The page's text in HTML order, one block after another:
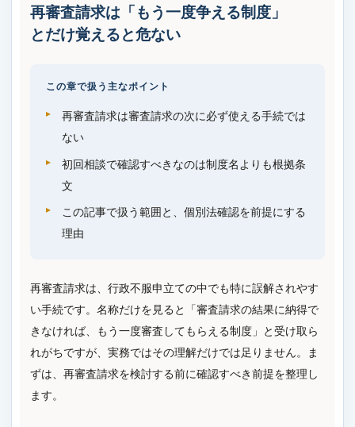
再審査請求は「もう一度争える制度」
とだけ覚えると危ない
この章で扱う主なポイント
再審査請求は審査請求の次に必ず使える手続では
ない
初回相談で確認すべきなのは制度名よりも根拠条
文
この記事で扱う範囲と、個別法確認を前提にする
理由
再審査請求は、行政不服申立ての中でも特に誤解されやす
い手続です。名称だけを見ると「審査請求の結果に納得で
きなければ、もう一度審査してもらえる制度」と受け取ら
れがちですが、実務ではその理解だけでは足りません。ま
ずは、再審査請求を検討する前に確認すべき前提を整理し
ます。